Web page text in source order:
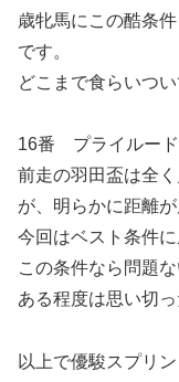
歳牝馬にこの酷条
です。
どこまで食らいつい
16番 プライルー
前走の羽田盃は全
が、明らかに距離が
今回はベスト条件
この条件なら問題
ある程度は思い切
以上で優駿スプリ